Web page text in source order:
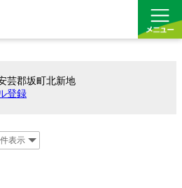
芸郡坂町北新地
登録